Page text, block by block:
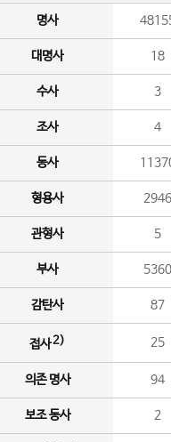
명사
대명사 18
수사 3
조사 4
동사
형용사 2946
관형사 5
부사 5360
감탄사 87
접사2) 25
의존 명사 94
보조 동사 2